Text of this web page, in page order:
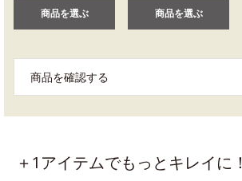
商品を選ぶ 商品を選ぶ
商品を確認する
＋1アイテムでもっとキレイに！